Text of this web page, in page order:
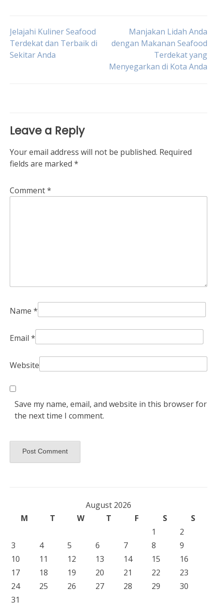
Post
navigation
Jelajahi Kuliner Seafood
Terdekat dan Terbaik di
Sekitar Anda
Manjakan Lidah Anda
dengan Makanan Seafood
Terdekat yang
Menyegarkan di Kota Anda
Leave a Reply
Your email address will not be published. Required
fields are marked *
Comment*
Name *
Email *
Website
Save my name, email, and website in this browser for
the next time I comment.
August 2026
M
T W T F S
S
1
2
3
4 5 6 7 8
9
10
11 12 13 14 15
16
17
18 19 20 21 22
23
24
25 26 27 28 29
30
31